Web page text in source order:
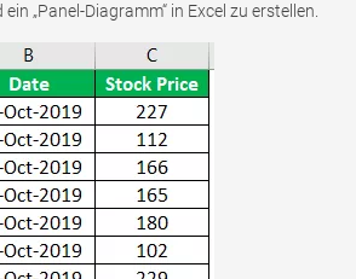
„Panel-Diagramm“ in Excel zu erstellen.